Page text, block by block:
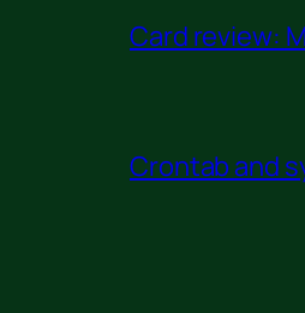
Card review:
Crontab and